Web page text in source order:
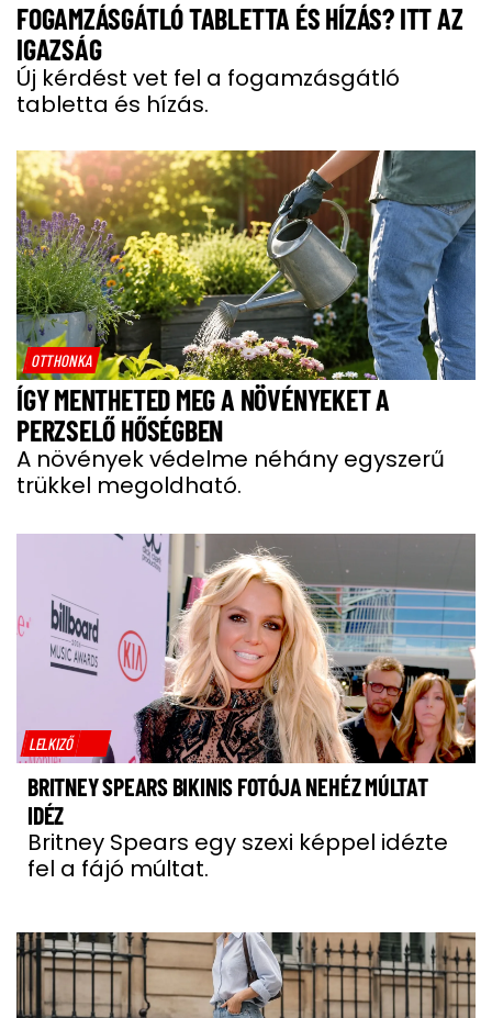
FOGAMZÁSGÁTLÓ TABLETTA ÉS HÍZÁS? ITT AZ
IGAZSÁG
Új kérdést vet fel a fogamzásgátló
tabletta és hízás.
OTTHONKA
ÍGY MENTHETED MEG A NÖVÉNYEKET A
PERZSELŐ HŐSÉGBEN
A növények védelme néhány egyszerű
trükkel megoldható.
LELKIZŐ
BRITNEY SPEARS BIKINIS FOTÓJA NEHÉZ MÚLTAT
IDÉZ
Britney Spears egy szexi képpel idézte
fel a fájó múltat.